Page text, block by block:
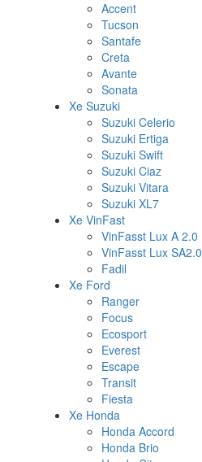
Accent
Tucson
Santafe
Creta
Avante
Sonata
Xe Suzuki
Suzuki Celerio
Suzuki Ertiga
Suzuki Swift
Suzuki Ciaz
Suzuki Vitara
Suzuki XL7
Xe VinFast
VinFasst Lux A 2.0
VinFasst Lux SA2.0
Fadil
Xe Ford
Ranger
Focus
Ecosport
Everest
Escape
Transit
Fiesta
Xe Honda
Honda Accord
Honda Brio